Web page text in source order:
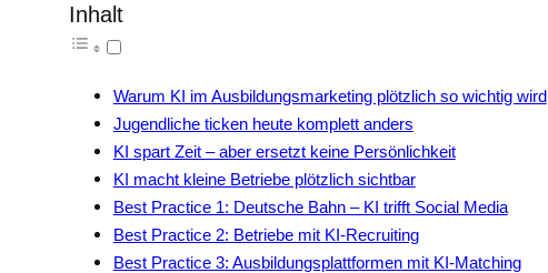
Inhalt
Warum KI im Ausbildungsmarketing plötzlich so wichtig wird
Jugendliche ticken heute komplett anders
KI spart Zeit – aber ersetzt keine Persönlichkeit
KI macht kleine Betriebe plötzlich sichtbar
Best Practice 1: Deutsche Bahn – KI trifft Social Media
Best Practice 2: Betriebe mit KI-Recruiting
Best Practice 3: Ausbildungsplattformen mit KI-Matching